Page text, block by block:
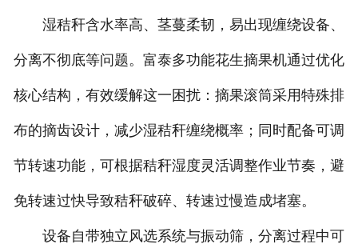
湿秸秆含水率高、茎蔓柔韧，易出现缠绕设备、
分离不彻底等问题。富泰多功能花生摘果机通过优化
核心结构，有效缓解这一困扰：摘果滚筒采用特殊排
布的摘齿设计，减少湿秸秆缠绕概率；同时配备可调
节转速功能，可根据秸秆湿度灵活调整作业节奏，避
免转速过快导致秸秆破碎、转速过慢造成堵塞。
设备自带独立风选系统与振动筛，分离过程中可